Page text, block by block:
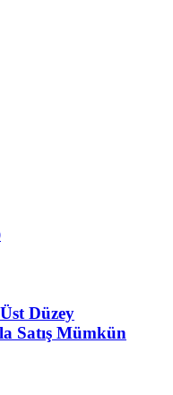
Düzey
Satış Mümkün